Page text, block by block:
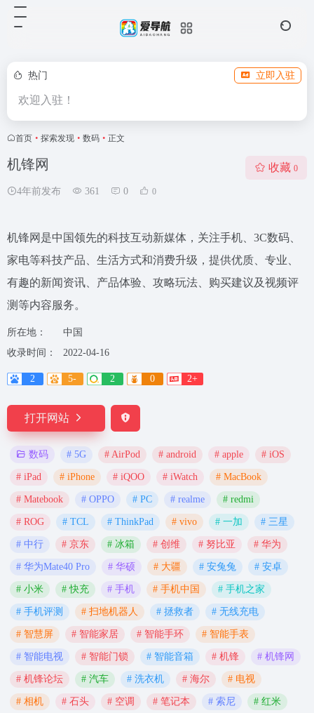
热门 立即入驻
欢迎入驻！
首页 • 探索发现 • 数码 • 正文
机锋网
4年前发布 361 0 0
收藏 0
机锋网是中国领先的科技互动新媒体，关注手机、3C数码、
家电等科技产品、生活方式和消费升级，提供优质、专业、
有趣的新闻资讯、产品体验、攻略玩法、购买建议及视频评
测等内容服务。
所在地：
中国
收录时间：
2022-04-16
2 5- 2 0 2+
打开网站
数码 # 5G # AirPod # android # apple # iOS
# iPad # iPhone # iQOO # iWatch # MacBook
# Matebook # OPPO # PC # realme # redmi
# ROG # TCL # ThinkPad # vivo # 一加 # 三星
# 中行 # 京东 # 冰箱 # 创维 # 努比亚 # 华为
# 华为Mate40 Pro # 华硕 # 大疆 # 安兔兔 # 安卓
# 小米 # 快充 # 手机 # 手机中国 # 手机之家
# 手机评测 # 扫地机器人 # 拯救者 # 无线充电
# 智慧屏 # 智能家居 # 智能手环 # 智能手表
# 智能电视 # 智能门锁 # 智能音箱 # 机锋 # 机锋网
# 机锋论坛 # 汽车 # 洗衣机 # 海尔 # 电视
# 相机 # 石头 # 空调 # 笔记本 # 索尼 # 红米